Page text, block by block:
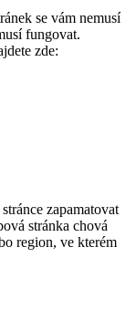
se vám nemusí
fungovat.
zde:
zapamatovat
stránka chová
region, ve kterém